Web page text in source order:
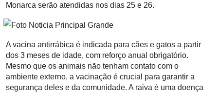
Monarca serão atendidas nos dias 25 e 26.
A vacina antirrábica é indicada para cães e gatos a partir
dos 3 meses de idade, com reforço anual obrigatório.
Mesmo que os animais não tenham contato com o
ambiente externo, a vacinação é crucial para garantir a
segurança deles e da comunidade. A raiva é uma doença